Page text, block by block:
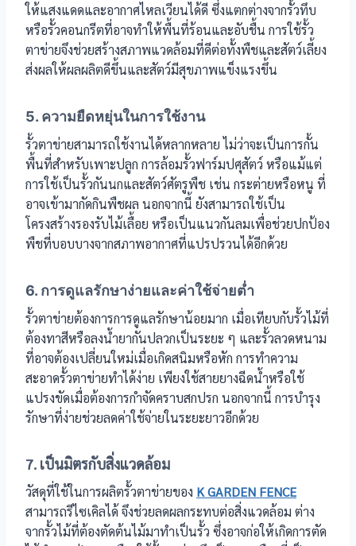
ให้แสงแดดและอากาศไหลเวียนได้ดี ซึ่งแตกต่างจากรั้วทึบ
หรือรั้วคอนกรีตที่อาจทำให้พื้นที่ร้อนและอับชื้น การใช้รั้ว
ตาข่ายจึงช่วยสร้างสภาพแวดล้อมที่ดีต่อทั้งพืชและสัตว์เลี้ยง
ส่งผลให้ผลผลิตดีขึ้นและสัตว์มีสุขภาพแข็งแรงขึ้น
5. ความยืดหยุ่นในการใช้งาน
รั้วตาข่ายสามารถใช้งานได้หลากหลาย ไม่ว่าจะเป็นการกั้น
พื้นที่สำหรับเพาะปลูก การล้อมรั้วฟาร์มปศุสัตว์ หรือแม้แต่
การใช้เป็นรั้วกันนกและสัตว์ศัตรูพืช เช่น กระต่ายหรือหนู ที่
อาจเข้ามากัดกินพืชผล นอกจากนี้ ยังสามารถใช้เป็น
โครงสร้างรองรับไม้เลื้อย หรือเป็นแนวกันลมเพื่อช่วยปกป้อง
พืชที่บอบบางจากสภาพอากาศที่แปรปรวนได้อีกด้วย
6. การดูแลรักษาง่ายและค่าใช้จ่ายต่ำ
รั้วตาข่ายต้องการการดูแลรักษาน้อยมาก เมื่อเทียบกับรั้วไม้ที่
ต้องทาสีหรือลงน้ำยากันปลวกเป็นระยะ ๆ และรั้วลวดหนาม
ที่อาจต้องเปลี่ยนใหม่เมื่อเกิดสนิมหรือหัก การทำความ
สะอาดรั้วตาข่ายทำได้ง่าย เพียงใช้สายยางฉีดน้ำหรือใช้
แปรงขัดเมื่อต้องการกำจัดคราบสกปรก นอกจากนี้ การบำรุง
รักษาที่ง่ายช่วยลดค่าใช้จ่ายในระยะยาวอีกด้วย
7. เป็นมิตรกับสิ่งแวดล้อม
วัสดุที่ใช้ในการผลิตรั้วตาข่ายของ K GARDEN FENCE
สามารถรีไซเคิลได้ จึงช่วยลดผลกระทบต่อสิ่งแวดล้อม ต่าง
จากรั้วไม้ที่ต้องตัดต้นไม้มาทำเป็นรั้ว ซึ่งอาจก่อให้เกิดการตัด